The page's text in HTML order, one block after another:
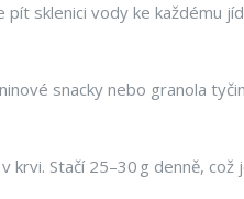
sklenici vody ke každému
snacky nebo granola
Stačí 25–30 g denně, což